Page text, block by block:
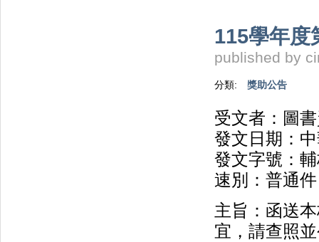
115學年度
published by
分類: 獎助公告
受文者：圖
發文日期：
發文字號：
速別：普通件
主旨：函送
宜，請查照